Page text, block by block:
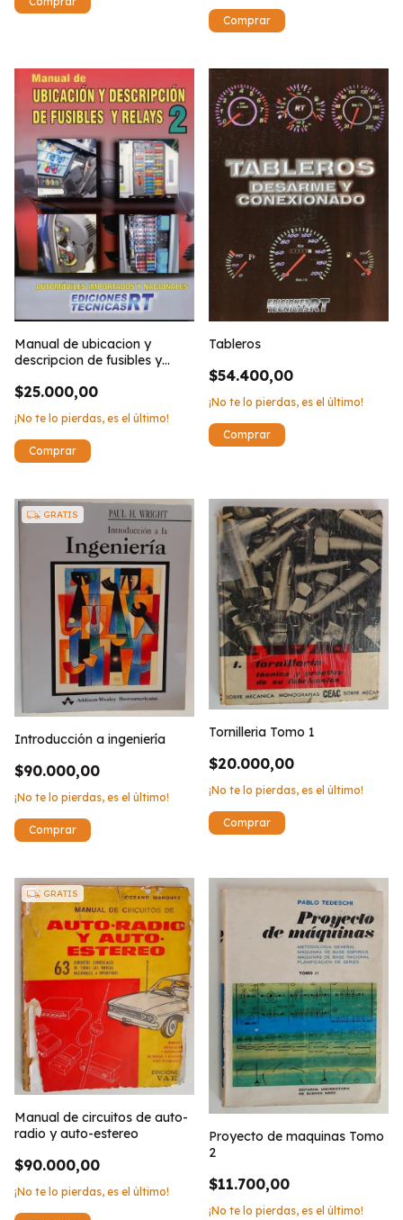
Manual de ubicacion y
descripcion de fusibles y
$25.000,00
¡No te lo pierdas, es el último!
Tableros
$54.400,00
¡No te lo pierdas, es el último!
GRATIS
Introducción a ingeniería
$90.000,00
¡No te lo pierdas, es el último!
Tornilleria Tomo 1
$20.000,00
¡No te lo pierdas, es el último!
GRATIS
Manual de circuitos de auto-
radio y auto-estereo
$90.000,00
¡No te lo pierdas, es el último!
Proyecto de maquinas Tomo
2
$11.700,00
¡No te lo pierdas, es el último!